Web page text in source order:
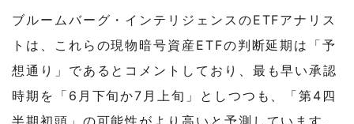
ブルームバーグ・インテリジェンスのETFアナリス
トは、これらの現物暗号資産ETFの判断延期は「予
想通り」であるとコメントしており、最も早い承認
時期を「6月下旬か7月上旬」としつつも、「第4四
半期初頭」の可能性がより高いと予測しています。